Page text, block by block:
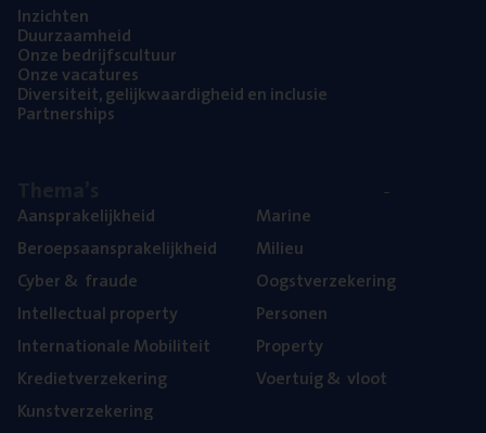
Inzich­ten
Duur­zaam­heid
Onze bedrijfs­cul­tuur
Onze vaca­tu­res
Diver­si­teit, gelijk­waar­dig­heid en inclusie
Part­ner­ships
Aan­spra­ke­lijk­heid
Beroeps­aan­spra­ke­lijk­heid
Cyber& fraude
Intel­lec­tu­al property
Inter­na­ti­o­na­le Mobiliteit
Kre­diet­ver­ze­ke­ring
Kunst­ver­ze­ke­ring
Mari­ne
Mili­eu
Oogst­ver­ze­ke­ring
Per­so­nen
Pro­per­ty
Voer­tuig& vloot